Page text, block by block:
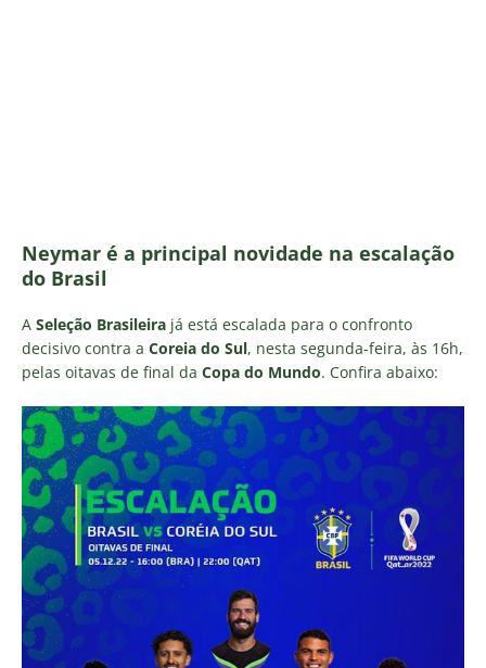
Neymar é a principal novidade na escalação
do Brasil
A Seleção Brasileira já está escalada para o confronto
decisivo contra a Coreia do Sul, nesta segunda-feira, às 16h,
pelas oitavas de final da Copa do Mundo. Confira abaixo: